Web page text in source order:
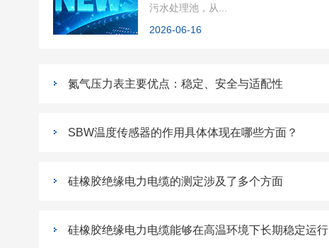
污水处理池，从...
2026-06-16
氮气压力表主要优点：稳定、安全与适配性
SBW温度传感器的作用具体体现在哪些方面？
硅橡胶绝缘电力电缆的测定涉及了多个方面
硅橡胶绝缘电力电缆能够在高温环境下长期稳定运行